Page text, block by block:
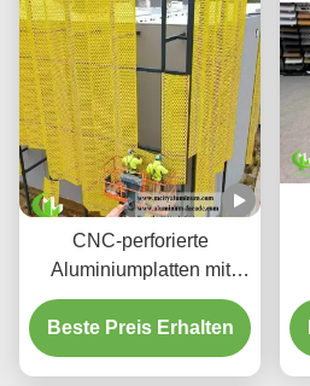
CNC-perforierte
Aluminiumplatten mit
3003 H14/H24-Legierung
und PVDF-Beschichtung
für Fassaden
Beste Preis Erhalten